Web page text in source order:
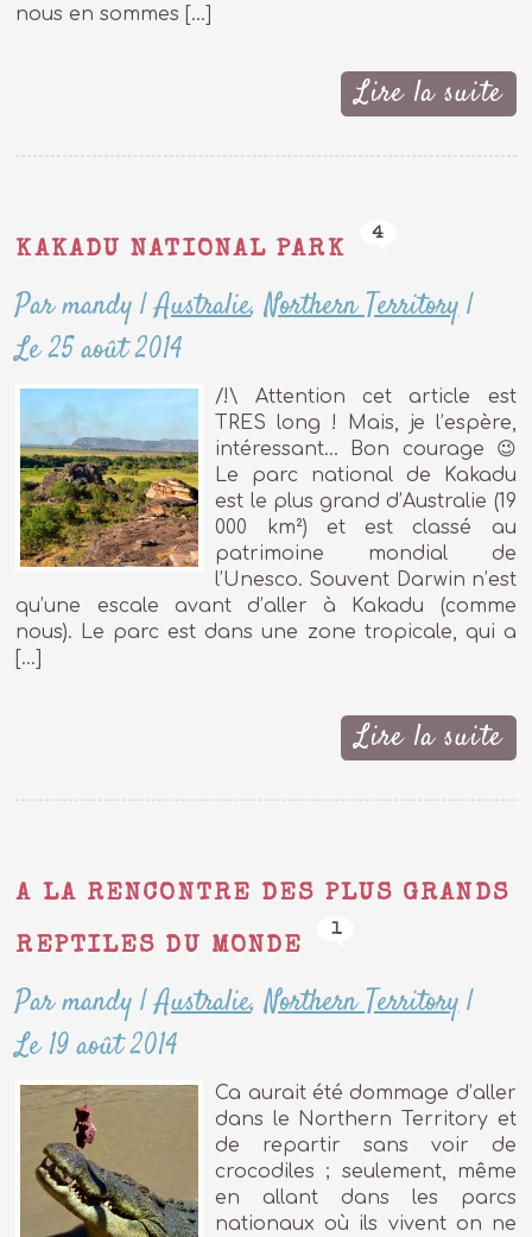
nous en sommes […]
Lire la suite
KAKADU NATIONAL PARK
4
Par mandy |Australie,Northern Territory|
Le 25 août 2014
/!\ Attention cet article est
TRES long ! Mais, je l’espère,
intéressant… Bon courage 😉
Le parc national de Kakadu
est le plus grand d’Australie (19
000 km²) et est classé au
patrimoine mondial de
l’Unesco. Souvent Darwin n’est
qu’une escale avant d’aller à Kakadu (comme
nous). Le parc est dans une zone tropicale, qui a
[…]
Lire la suite
A LA RENCONTRE DES PLUS GRANDS
REPTILES DU MONDE
1
Par mandy |Australie,Northern Territory|
Le 19 août 2014
Ca aurait été dommage d’aller
dans le Northern Territory et
de repartir sans voir de
crocodiles ; seulement, même
en allant dans les parcs
nationaux où ils vivent on ne